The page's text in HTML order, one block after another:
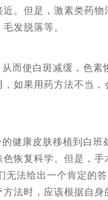
。但是，激素类药物
发脱落等。
而使白斑减缓，色素
如果用药方法不当，
健康皮肤移植到白班
恢复科学。但是，手
无法给出一个肯定的
法时，应该根据自身